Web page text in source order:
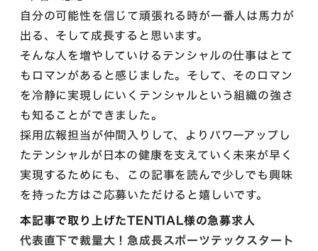
自分の可能性を信じて頑張れる時が一番人は馬力が
出る、そして成長すると思います。
そんな人を増やしていけるテンシャルの仕事はとて
もロマンがあると感じました。そして、そのロマン
を冷静に実現しにいくテンシャルという組織の強さ
も知ることができました。
採用広報担当が仲間入りして、よりパワーアップし
たテンシャルが日本の健康を支えていく未来が早く
実現するためにも、この記事を読んで少しでも興味
を持った方はご応募いただけると嬉しいです。
本記事で取り上げたTENTIAL様の急募求人
代表直下で裁量大！急成長スポーツテックスタート